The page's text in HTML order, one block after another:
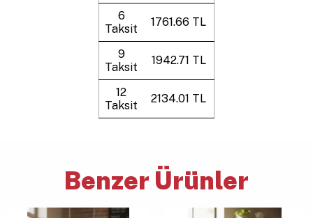
6
Taksit
1761.66 TL
9
Taksit
1942.71 TL
12
Taksit
2134.01 TL
Benzer Ürünler